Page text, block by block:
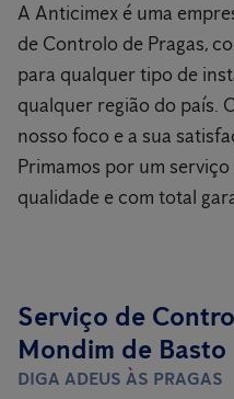
A Anticimex é uma
de Controlo de Pragas,
para qualquer tipo de
qualquer região do país.
nosso foco e a sua
Primamos por um
qualidade e com total
Serviço de
Mondim de Basto
DIGA ADEUS ÀS PRAGAS